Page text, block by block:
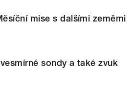
mise s dalšími zeměmi
sondy a také zvuk